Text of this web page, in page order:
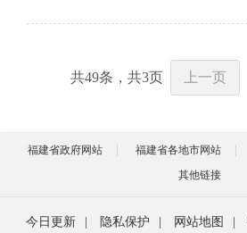
共49条，共3页 上一页
福建省政府网站 福建省各地市网站
其他链接
今日更新 隐私保护 网站地图